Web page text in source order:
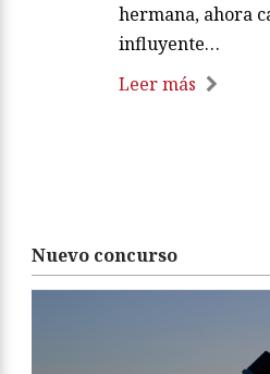
hermana, ahora
influyente…
Leer más
Nuevo concurso